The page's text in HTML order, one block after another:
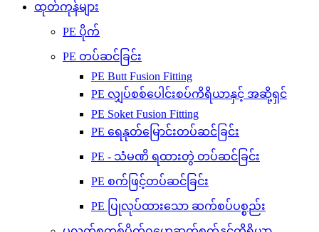
ထုတ်ကုန်များ
PE ပိုက်
PE တပ်ဆင်ခြင်း
PE Butt Fusion Fitting
PE လျှပ်စစ်ပေါင်းစပ်ကိရိယာနှင့် အဆို့ရှင်
PE Soket Fusion Fitting
PE ရေနုတ်မြောင်းတပ်ဆင်ခြင်း
PE - သံမဏိ ရထားတွဲ တပ်ဆင်ခြင်း
PE စက်ဖြင့်တပ်ဆင်ခြင်း
PE ပြုလုပ်ထားသော ဆက်စပ်ပစ္စည်း